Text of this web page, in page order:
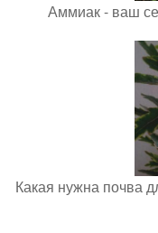
Аммиак - ваш
Какая нужна